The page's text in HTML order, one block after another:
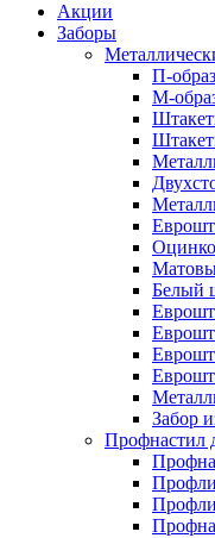
Акции
Заборы
П-
М-
Белый
Забор
Профнастил